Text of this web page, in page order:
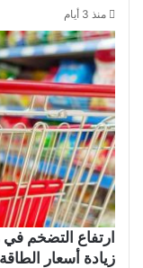
منذ 3 أيام
زيادة أسعار الطاقة